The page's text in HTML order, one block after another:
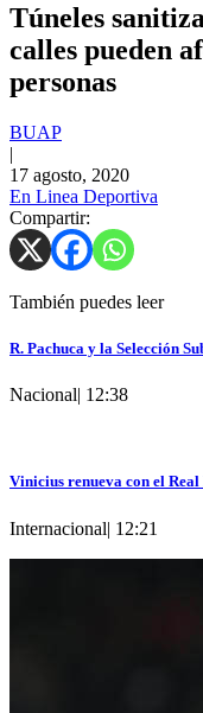
Túneles
calles pueden
personas
BUAP
|
17 agosto, 2020
En Linea Deportiva
Compartir:
También puedes leer
R. Pachuca y la Selección
Nacional| 12:38
Vinicius renueva con el
Internacional| 12:21